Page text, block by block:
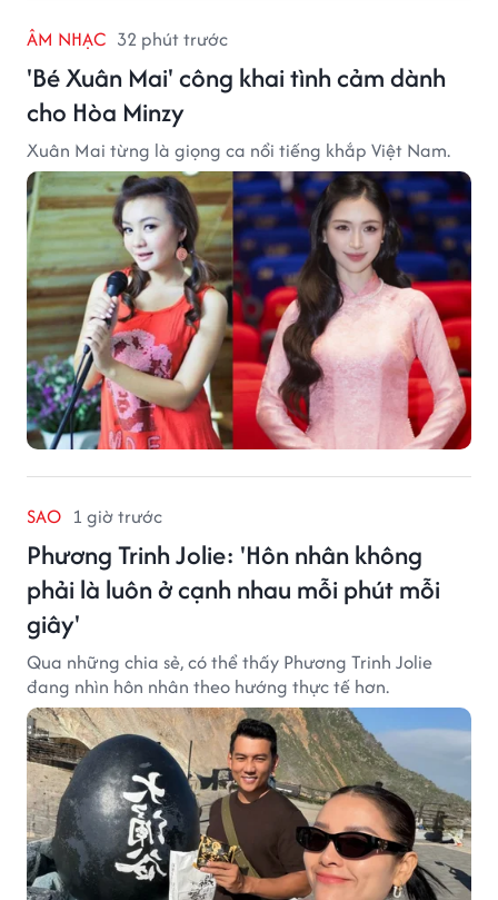
ÂM NHẠC 32 phút trước
'Bé Xuân Mai' công khai tình cảm dành
cho Hòa Minzy
Xuân Mai từng là giọng ca nổi tiếng khắp Việt Nam.
SAO 1 giờ trước
Phương Trinh Jolie: 'Hôn nhân không
phải là luôn ở cạnh nhau mỗi phút mỗi
giây'
Qua những chia sẻ, có thể thấy Phương Trinh Jolie
đang nhìn hôn nhân theo hướng thực tế hơn.